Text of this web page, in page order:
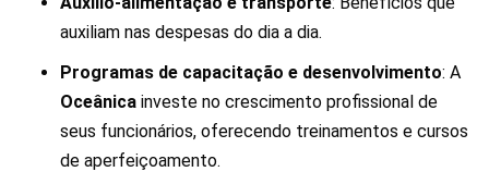
auxiliam nas despesas do dia a dia.
Programas de capacitação e desenvolvimento: A
Oceânica investe no crescimento profissional de
seus funcionários, oferecendo treinamentos e cursos
de aperfeiçoamento.